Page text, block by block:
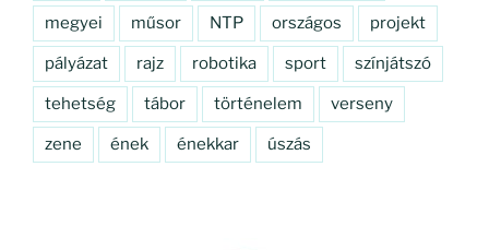
megyei műsor NTP országos projekt
pályázat rajz robotika sport színjátszó
tehetség tábor történelem verseny
zene ének énekkar úszás